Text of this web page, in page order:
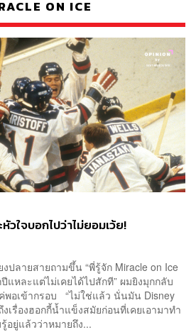
ON ICE
วใจบอกไปว่าไม่ยอมเว้ย!
ปลายสายถามขึ้น “พี่รู้จัก Miracle on Ice
แหละแต่ไม่เคยได้ไปสักที” ผมยิงมุกกลับ
พอเข้ากรอบ “ไม่ใช่แล้ว นั่นมัน Disney
เรื่องฮอกกี้น้ำแข็งสมัยก่อนที่เคยเอามาทำ
อยู่แล้วว่าหมายถึง...